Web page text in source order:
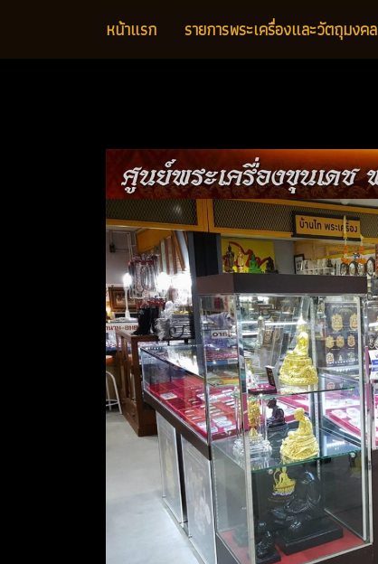
หน้าแรก รายการพระเครื่องและวัตถุมงคล